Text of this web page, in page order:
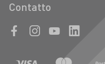
Contatto